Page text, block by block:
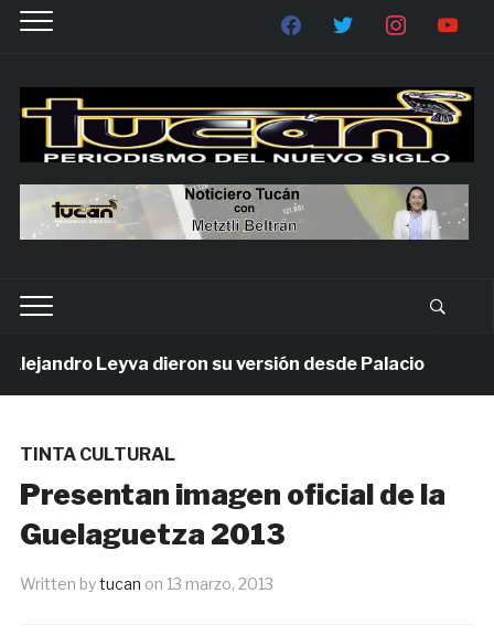
Leyva dieron su versión desde Palacio
TINTA CULTURAL
Presentan imagen oficial de la
Guelaguetza 2013
Written bytucan on 13 marzo, 2013